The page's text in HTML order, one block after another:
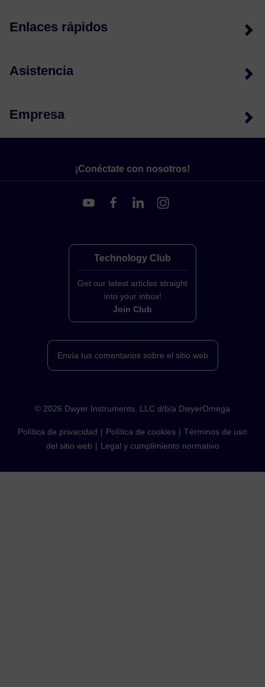
Enlaces rápidos
Asistencia
Empresa
¡Conéctate con nosotros!
Technology Club
Get our latest articles straight
into your inbox!
Join Club
Envía tus comentarios sobre el sitio web
© 2026 Dwyer Instruments, LLC d/b/a DwyerOmega
Política de privacidad Política de cookies
Términos de uso
del sitio web
Legal y cumplimiento normativo